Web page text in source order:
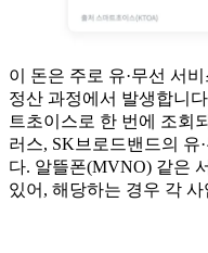
이 돈은 주로 유·무선 서
정산 과정에서 발생합니
트초이스로 한 번에 조회
러스, SK브로드밴드의 유
다. 알뜰폰(MVNO) 같은
있어, 해당하는 경우 각